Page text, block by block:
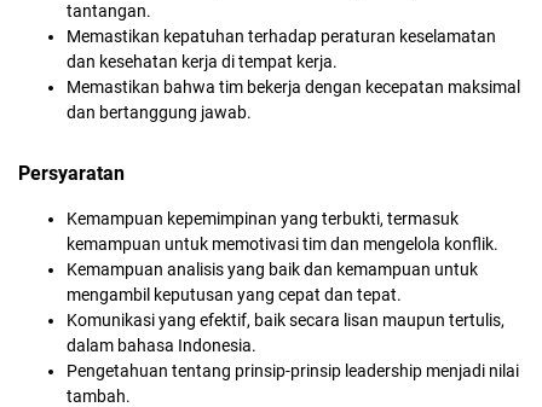
tantangan.
Memastikan kepatuhan terhadap peraturan keselamatan
dan kesehatan kerja di tempat kerja.
Memastikan bahwa tim bekerja dengan kecepatan maksimal
dan bertanggung jawab.
Persyaratan
Kemampuan kepemimpinan yang terbukti, termasuk
kemampuan untuk memotivasi tim dan mengelola konflik.
Kemampuan analisis yang baik dan kemampuan untuk
mengambil keputusan yang cepat dan tepat.
Komunikasi yang efektif, baik secara lisan maupun tertulis,
dalam bahasa Indonesia.
Pengetahuan tentang prinsip-prinsip leadership menjadi nilai
tambah.